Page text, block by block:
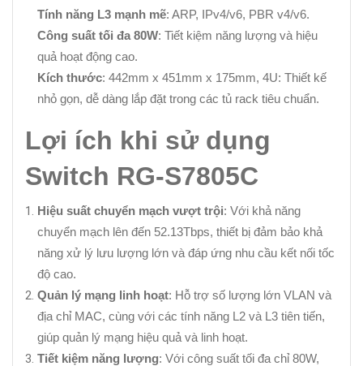
Tính năng L3 mạnh mẽ: ARP, IPv4/v6, PBR v4/v6.
Công suất tối đa 80W: Tiết kiệm năng lượng và hiệu
quả hoạt động cao.
Kích thước: 442mm x 451mm x 175mm, 4U: Thiết kế
nhỏ gọn, dễ dàng lắp đặt trong các tủ rack tiêu chuẩn.
Lợi ích khi sử dụng
Switch RG-S7805C
Hiệu suất chuyển mạch vượt trội: Với khả năng
chuyển mạch lên đến 52.13Tbps, thiết bị đảm bảo khả
năng xử lý lưu lượng lớn và đáp ứng nhu cầu kết nối tốc
độ cao.
Quản lý mạng linh hoạt: Hỗ trợ số lượng lớn VLAN và
địa chỉ MAC, cùng với các tính năng L2 và L3 tiên tiến,
giúp quản lý mạng hiệu quả và linh hoạt.
Tiết kiệm năng lượng: Với công suất tối đa chỉ 80W,